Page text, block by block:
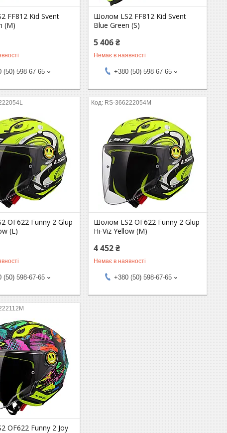
FF812 Kid Svent
(M)
(50) 598-67-65
Шолом LS2 FF812 Kid Svent
Blue Green (S)
5 406 ₴
Немає в наявності
+380 (50) 598-67-65
OF622 Funny 2 Glup
(L)
(50) 598-67-65
RS-366222054M
Шолом LS2 OF622 Funny 2 Glup
Hi-Viz Yellow (M)
4 452 ₴
Немає в наявності
+380 (50) 598-67-65
OF622 Funny 2 Joy